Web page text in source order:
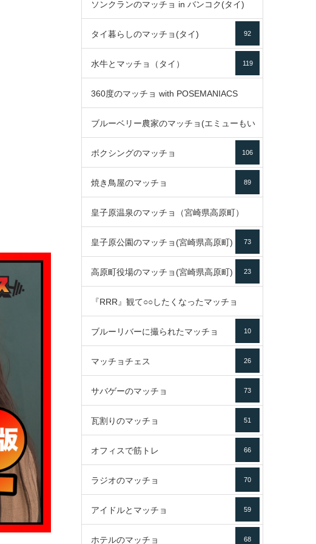
ソンクランのマッチョ in バンコク(タイ)
85
タイ暮らしのマッチョ(タイ) 92
水牛とマッチョ（タイ） 119
360度のマッチョ with POSEMANIACS
49
ブルーベリー農家のマッチョ(エミューもい
るよ) 72
ボクシングのマッチョ 106
焼き鳥屋のマッチョ 89
皇子原温泉のマッチョ（宮崎県高原町）
133
皇子原公園のマッチョ(宮崎県高原町) 73
高原町役場のマッチョ(宮崎県高原町) 23
『RRR』観て○○したくなったマッチョ
16
ブルーリバーに撮られたマッチョ 10
マッチョチェス 26
サバゲーのマッチョ 73
瓦割りのマッチョ 51
オフィスで筋トレ 66
ラジオのマッチョ 70
アイドルとマッチョ 59
ホテルのマッチョ 68